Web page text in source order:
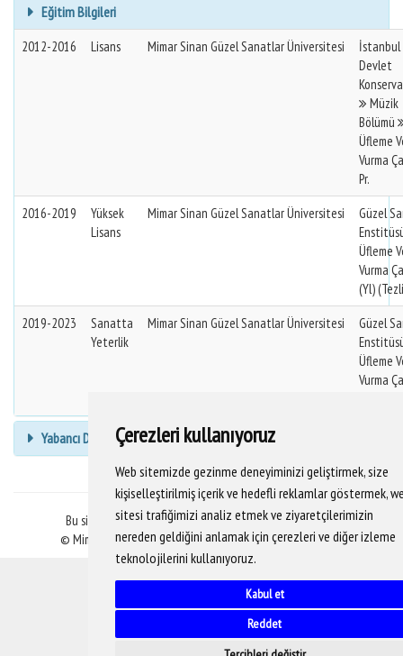
Çerezleri kullanıyoruz
Web sitemizde gezinme deneyiminizi geliştirmek, size
kişiselleştirilmiş içerik ve hedefli reklamlar göstermek,
sitesi trafiğimizi analiz etmek ve ziyaretçilerimizin
nereden geldiğini anlamak için çerezleri ve diğer izleme
teknolojilerini kullanıyoruz.
Kabul et
Reddet
Eğitim Bilgileri
2012-2016 Lisans Mimar Sinan Güzel Sanatlar Üniversitesi
İstanbul
Devlet
Müzik
Bölümü
Üfleme
Vurma
Pr.
2016-2019
Yüksek
Lisans
Mimar Sinan Güzel Sanatlar Üniversitesi
Güzel
Üfleme
Vurma
(Yl)
2019-2023
Sanatta
Yeterlik
Mimar Sinan Güzel Sanatlar Üniversitesi
Güzel
Üfleme
Vurma
Yabancı Dil Bilgisi
Bu sitedeki veriler YÖKSİS veritabanından alınmaktadır.
© Mimar Sinan Güzel Sanatlar Üniversitesi Bilgi İşlem D.B.